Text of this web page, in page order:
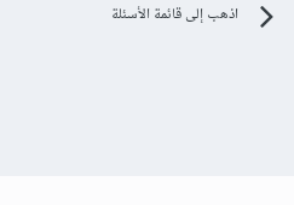
اذهب إلى قائمة الأسئلة